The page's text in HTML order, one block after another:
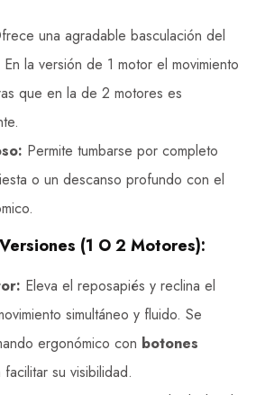
una agradable basculación del
la versión de 1 motor el movimiento
que en la de 2 motores es
Permite tumbarse por completo
o un descanso profundo con el
(1 O 2 Motores):
Eleva el reposapiés y reclina el
simultáneo y fluido. Se
ergonómico con botones
facilitar su visibilidad.